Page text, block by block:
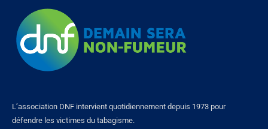
L’association DNF intervient quotidiennement depuis 1973 pour
défendre les victimes du tabagisme.